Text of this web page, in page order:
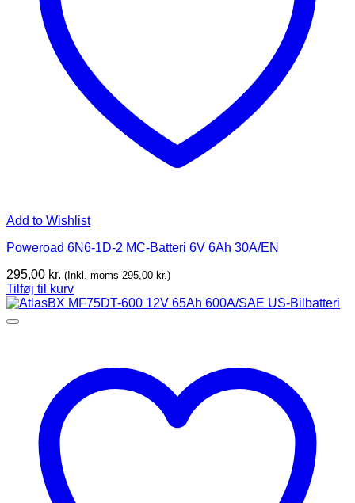
Add to Wishlist
Poweroad 6N6-1D-2 MC-Batteri 6V 6Ah 30A/EN
295,00 kr. (Inkl. moms 295,00 kr.)
Tilføj til kurv